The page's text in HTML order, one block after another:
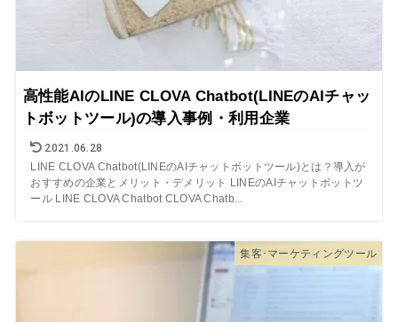
高性能AIのLINE CLOVA Chatbot(LINEのAIチャッ
トボットツール)の導入事例・利用企業
2021.06.28
LINE CLOVA Chatbot(LINEのAIチャットボットツール)とは？導入が
おすすめの企業とメリット・デメリット LINEのAIチャットボットツ
ール LINE CLOVA Chatbot CLOVA Chatb...
集客･マーケティングツール